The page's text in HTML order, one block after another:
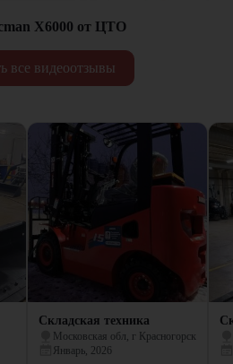
все видеоотзывы
Х6000 от ЦТО
Складская техника
Московская обл, г Красногорск
Январь, 2026